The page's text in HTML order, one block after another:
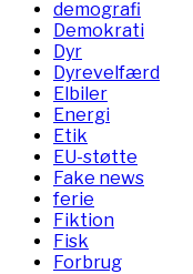
demografi
Demokrati
Dyr
Dyrevelfærd
Elbiler
Energi
Etik
EU-støtte
Fake news
ferie
Fiktion
Fisk
Forbrug